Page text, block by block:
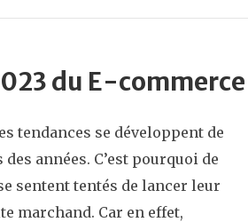
du E-commerce
tendances se développent de
années. C’est pourquoi de
sentent tentés de lancer leur
marchand. Car en effet,